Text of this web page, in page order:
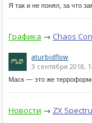
Я так и не понял, за что
Графика → Chaos
aturbidflow
3 сентября 2018,
Маск — это же
Новости → ZX